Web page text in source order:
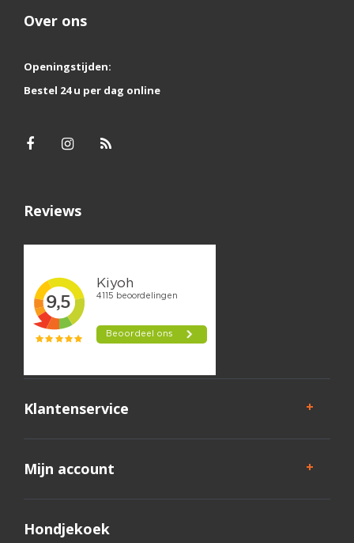
Over ons
Openingstijden:
Bestel 24 u per dag online
Reviews
Klantenservice
Mijn account
Hondjekoek